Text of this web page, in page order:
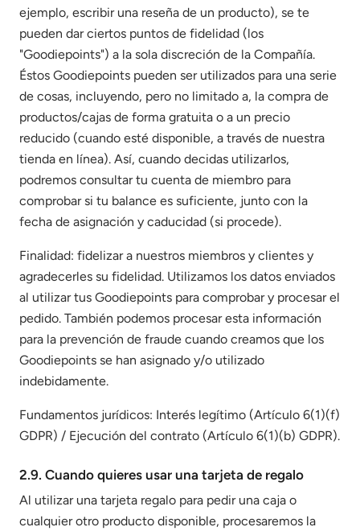
ejemplo, escribir una reseña de un producto), se te
pueden dar ciertos puntos de fidelidad (los
"Goodiepoints") a la sola discreción de la Compañía.
Éstos Goodiepoints pueden ser utilizados para una serie
de cosas, incluyendo, pero no limitado a, la compra de
productos/cajas de forma gratuita o a un precio
reducido (cuando esté disponible, a través de nuestra
tienda en línea). Así, cuando decidas utilizarlos,
podremos consultar tu cuenta de miembro para
comprobar si tu balance es suficiente, junto con la
fecha de asignación y caducidad (si procede).
Finalidad: fidelizar a nuestros miembros y clientes y
agradecerles su fidelidad. Utilizamos los datos enviados
al utilizar tus Goodiepoints para comprobar y procesar el
pedido. También podemos procesar esta información
para la prevención de fraude cuando creamos que los
Goodiepoints se han asignado y/o utilizado
indebidamente.
Fundamentos jurídicos: Interés legítimo (Artículo 6(1)(f)
GDPR) / Ejecución del contrato (Artículo 6(1)(b) GDPR).
2.9. Cuando quieres usar una tarjeta de regalo
Al utilizar una tarjeta regalo para pedir una caja o
cualquier otro producto disponible, procesaremos la